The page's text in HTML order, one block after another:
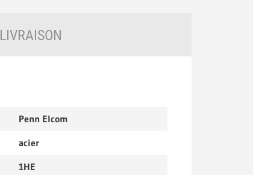
LIVRAISON
Penn Elcom
acier
1HE